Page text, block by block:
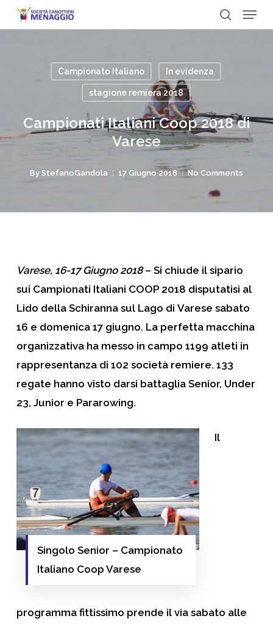
Skip
to
search
Menu
Campionato Italiano In evidenza
stagione remiera 2018
Campionati Italiani Coop 2018 di
Varese
By StefanoGandola 17 Giugno 2018 No Comments
Varese, 16-17 Giugno 2018– Si chiude il sipario
sui Campionati Italiani COOP2018 disputatisi al
Lido della Schiranna sul Lago di Varese sabato
16 e domenica 17 giugno. La perfetta macchina
organizzativa ha messo in campo 1199 atleti in
rappresentanza di 102 società remiere. 133
regate hanno visto darsi battaglia Senior, Under
23, Junior e Pararowing.
Singolo Senior – Campionato
Italiano Coop Varese
Il
programma fittissimo prende il via sabato alle